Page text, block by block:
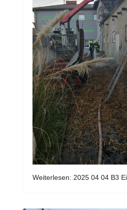
Weiterlesen: 2025 04 04 B3